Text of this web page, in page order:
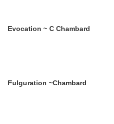
Evocation ~ C Chambard
Fulguration ~Chambard